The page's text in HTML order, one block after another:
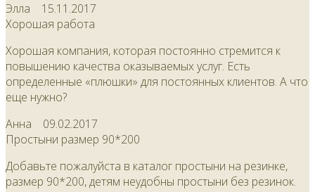
Элла 15.11.2017
Хорошая работа
Хорошая компания, которая постоянно стремится к
повышению качества оказываемых услуг. Есть
определенные «плюшки» для постоянных клиентов. А что
еще нужно?
Анна 09.02.2017
Простыни размер 90*200
Добавьте пожалуйста в каталог простыни на резинке,
размер 90*200, детям неудобны простыни без резинок.